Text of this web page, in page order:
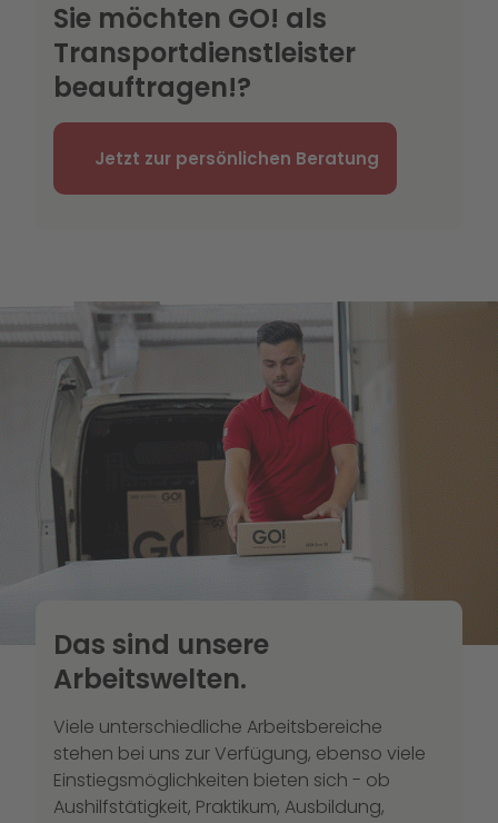
Sie möchten GO! als
Transportdienstleister
beauftragen!?
Jetzt zur persönlichen Beratung
Das sind unsere
Arbeitswelten.
Viele unterschiedliche Arbeitsbereiche
stehen bei uns zur Verfügung, ebenso viele
Einstiegsmöglichkeiten bieten sich - ob
Aushilfstätigkeit, Praktikum, Ausbildung,